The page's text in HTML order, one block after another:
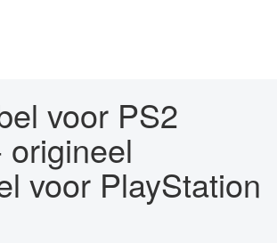
voor PS2
voor PlayStation